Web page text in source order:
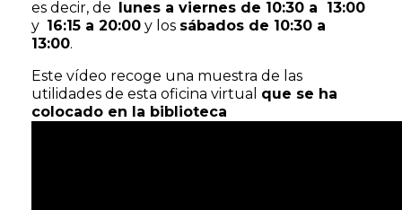
es decir, de lunes a viernes de 10:30 a 13:00
y 16:15 a 20:00 y los sábados de 10:30 a
13:00.
Este vídeo recoge una muestra de las
utilidades de esta oficina virtual que se ha
colocado en la biblioteca